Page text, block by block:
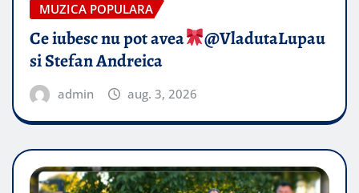
MUZICA POPULARA
Ce iubesc nu pot avea
​@VladutaLupau
si Stefan Andreica
admin aug. 3, 2026